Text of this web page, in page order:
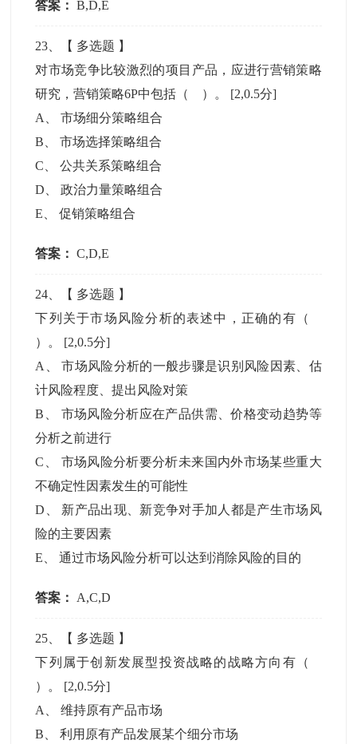
答案： B,D,E
23 、【 多选题 】
对市场竞争比较激烈的项目产品，应进行营销策略
研究，营销策略6P中包括（ ）。 [2,0.5分]
A
、市场细分策略组合
B 、市场选择策略组合
C 、公共关系策略组合
D 、政治力量策略组合
E 、促销策略组合
答案： C,D,E
24 、【 多选题 】
下列关于市场风险分析的表述中，正确的有（
）。 [2,0.5分]
A
、市场风险分析的一般步骤是识别风险因素、估
计风险程度、提出风险对策
B
市场风险分析应在产品供需、价格变动趋势等
分析之前进行
C
市场风险分析要分析未来国内外市场某些重大
不确定性因素发生的可能性
D
新产品出现、新竞争对手加人都是产生市场风
险的主要因素
E 、通过市场风险分析可以达到消除风险的目的
答案： A,C,D
25 、【 多选题 】
下列属于创新发展型投资战略的战略方向有（
）。 [2,0.5分]
A
、维持原有产品市场
B 、利用原有产品发展某个细分市场